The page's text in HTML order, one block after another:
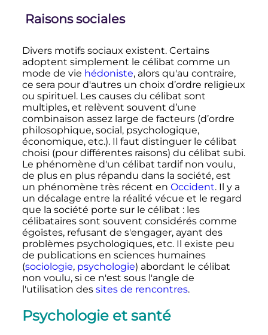
Raisons sociales
Divers motifs sociaux existent. Certains
adoptent simplement le célibat comme un
mode de vie hédoniste, alors qu'au contraire,
ce sera pour d'autres un choix d’ordre religieux
ou spirituel. Les causes du célibat sont
multiples, et relèvent souvent d’une
combinaison assez large de facteurs (d’ordre
philosophique, social, psychologique,
économique, etc.). Il faut distinguer le célibat
choisi (pour différentes raisons) du célibat subi.
Le phénomène d'un célibat tardif non voulu,
de plus en plus répandu dans la société, est
un phénomène très récent en Occident. Il y a
un décalage entre la réalité vécue et le regard
que la société porte sur le célibat : les
célibataires sont souvent considérés comme
égoïstes, refusant de s'engager, ayant des
problèmes psychologiques, etc. Il existe peu
de publications en sciences humaines
(sociologie, psychologie) abordant le célibat
non voulu, si ce n'est sous l'angle de
l'utilisation des sites de rencontres.
Psychologie et santé